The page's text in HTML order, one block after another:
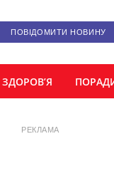
ПОВІДОМИТИ НОВИНУ
ЗДОРОВ’Я
РЕКЛАМА